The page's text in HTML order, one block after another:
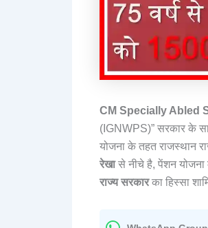
CM Specially Abled
(IGNWPS)” सरकार के
योजना के तहत राजस्थान
रेखासे नीचे है, पेंशन योजना
राज्य सरकारका हिस्सा